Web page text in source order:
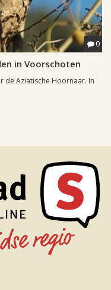
0
in Voorschoten
de Aziatische Hoornaar. In